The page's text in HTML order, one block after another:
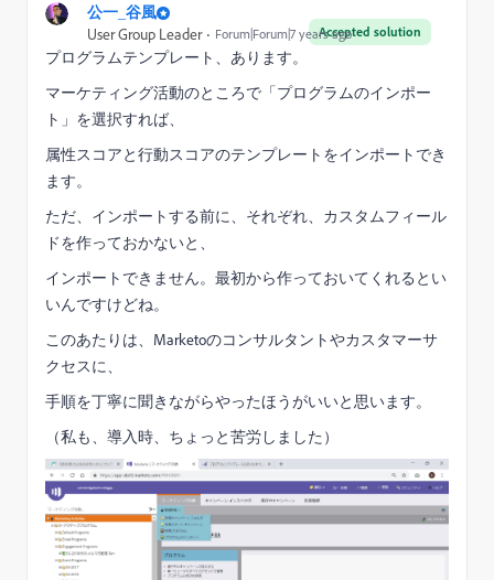
公一_谷風
Accepted solution
User Group Leader Forum|Forum|7 years ago
プログラムテンプレート、あります。
マーケティング活動のところで「プログラムのインポー
ト」を選択すれば、
属性スコアと行動スコアのテンプレートをインポートでき
ます。
ただ、インポートする前に、それぞれ、カスタムフィール
ドを作っておかないと、
インポートできません。最初から作っておいてくれるとい
いんですけどね。
このあたりは、Marketoのコンサルタントやカスタマーサ
クセスに、
手順を丁寧に聞きながらやったほうがいいと思います。
（私も、導入時、ちょっと苦労しました）